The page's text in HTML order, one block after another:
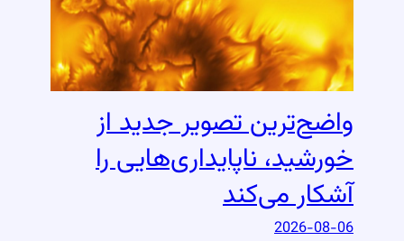
واضح‌ترین تصویر جدید از
خورشید، ناپایداری‌هایی را
آشکار می‌کند
2026-08-06